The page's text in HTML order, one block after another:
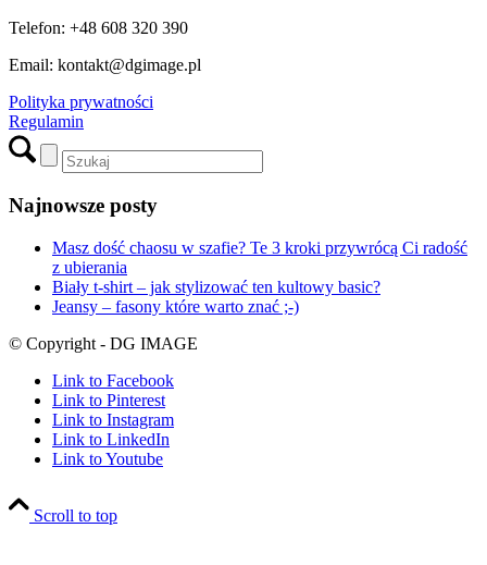
Telefon: +48 608 320 390
Email: kontakt@dgimage.pl
Polityka prywatności
Regulamin
Najnowsze posty
Masz dość chaosu w szafie? Te 3 kroki przywrócą Ci radość
z ubierania
Biały t-shirt – jak stylizować ten kultowy basic?
Jeansy – fasony które warto znać ;-)
© Copyright - DG IMAGE
Link to Facebook
Link to Pinterest
Link to Instagram
Link to LinkedIn
Link to Youtube
Scroll to top